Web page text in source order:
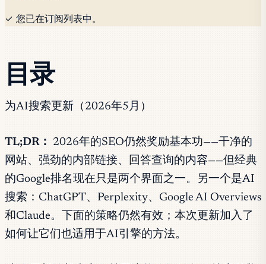
✓ 您已在订阅列表中。
目录
为AI搜索更新（2026年5月）
TL;DR：
2026年的SEO仍然奖励基本功——干净的
网站、强劲的内部链接、回答查询的内容——但经典
的Google排名现在只是两个界面之一。另一个是AI
搜索：ChatGPT、Perplexity、Google AI Overviews
和Claude。下面的策略仍然有效；本次更新加入了
如何让它们也适用于AI引擎的方法。